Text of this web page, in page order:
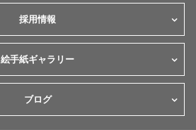
採用情報
絵手紙ギャラリー
ブログ